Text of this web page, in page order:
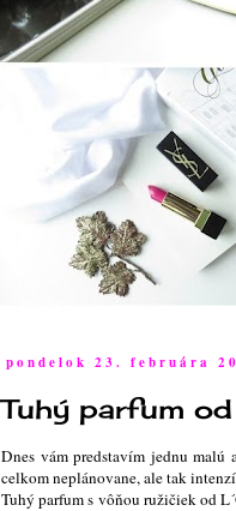
pondelok 23. februára
Tuhý parfum
Dnes vám predstavím jednu
celkom neplánovane, ale tak
Tuhý parfum s vôňou ružičiek od